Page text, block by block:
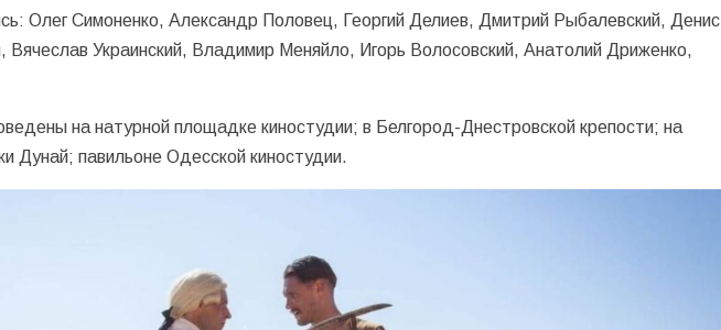
Олег Симоненко, Александр Половец, Георгий Делиев, Дмитрий Рыбалевский, Денис
Украинский, Владимир Меняйло, Игорь Волосовский, Анатолий Дриженко,
на натурной площадке киностудии; в Белгород-Днестровской крепости; на
Дунай; павильоне Одесской киностудии.